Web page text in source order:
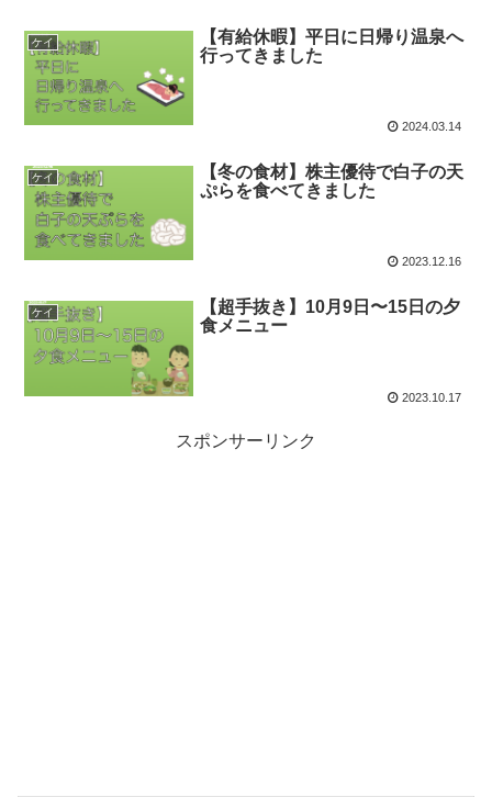
ケイ
【有給休暇】平日に日帰り温泉へ
行ってきました
2024.03.14
ケイ
【冬の食材】株主優待で白子の天
ぷらを食べてきました
2023.12.16
ケイ
【超手抜き】10月9日〜15日の夕
食メニュー
2023.10.17
スポンサーリンク